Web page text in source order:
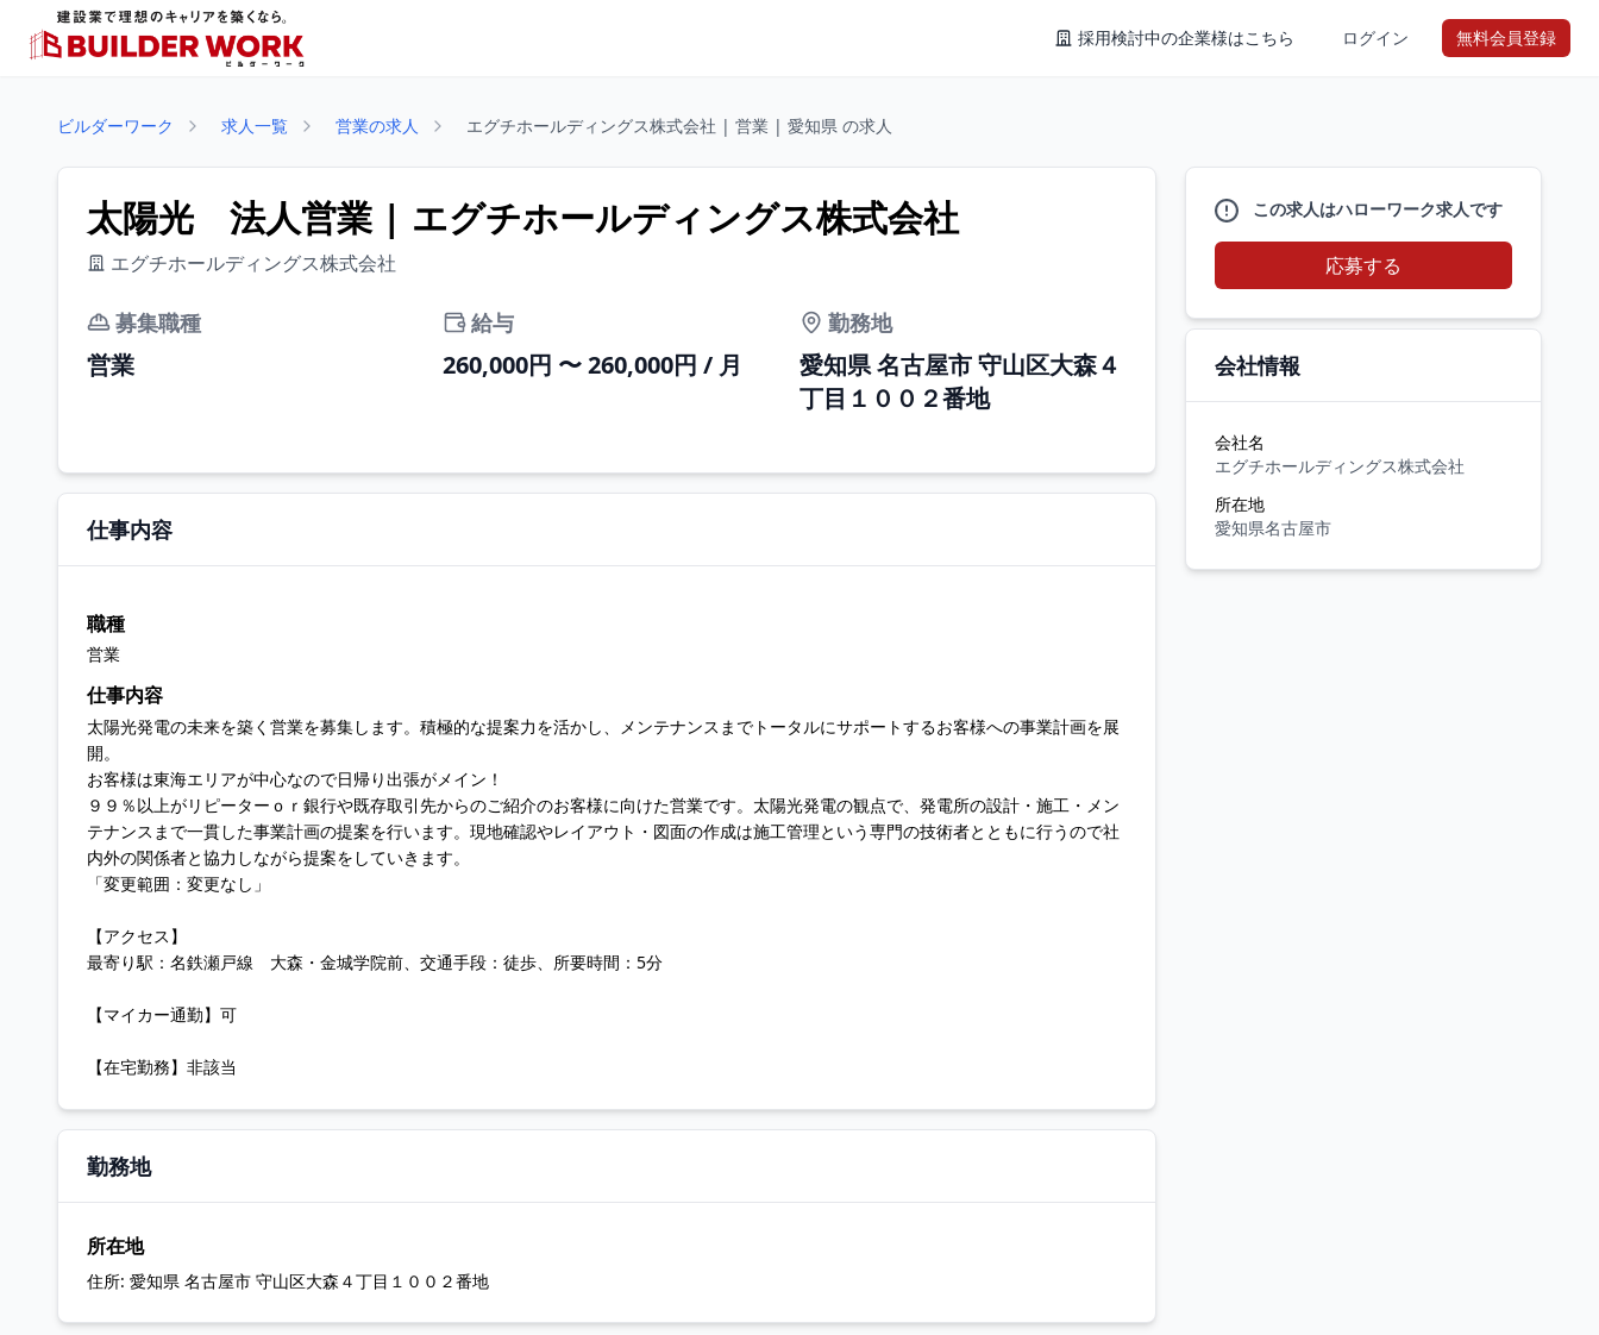
採用検討中の企業様はこちら ログイン 無料会員登録
ビルダーワーク 求人一覧 営業の求人 エグチホールディングス株式会社 | 営業 | 愛知県 の求人
太陽光 法人営業 | エグチホールディングス株式会社
エグチホールディングス株式会社
募集職種
営業
給与
260,000円 〜 260,000円 / 月
勤務地
愛知県 名古屋市 守山区大森４
丁目１００２番地
仕事内容
職種
営業
仕事内容
太陽光発電の未来を築く営業を募集します。積極的な提案力を活かし、メンテナンスまでトータルにサポートするお客様への事業計画を展
開。
お客様は東海エリアが中心なので日帰り出張がメイン！
９９％以上がリピーターｏｒ銀行や既存取引先からのご紹介のお客様に向けた営業です。太陽光発電の観点で、発電所の設計・施工・メン
テナンスまで一貫した事業計画の提案を行います。現地確認やレイアウト・図面の作成は施工管理という専門の技術者とともに行うので社
内外の関係者と協力しながら提案をしていきます。
「変更範囲：変更なし」
【アクセス】
最寄り駅：名鉄瀬戸線 大森・金城学院前、交通手段：徒歩、所要時間：5分
【マイカー通勤】可
【在宅勤務】非該当
勤務地
所在地
住所: 愛知県 名古屋市 守山区大森４丁目１００２番地
この求人はハローワーク求人です
応募する
会社情報
会社名
エグチホールディングス株式会社
所在地
愛知県名古屋市